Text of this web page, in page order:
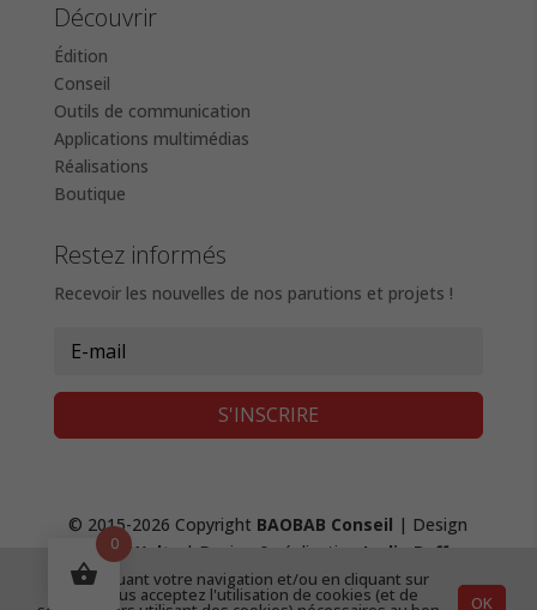
Découvrir
Édition
Conseil
Outils de communication
Applications multimédias
Réalisations
Boutique
Restez informés
Recevoir les nouvelles de nos parutions et projets !
S'INSCRIRE
© 2015-2026 Copyright BAOBAB Conseil | Design
Fanny Waltz
| Design & réalisation Lydie Boffy
création de site web|Mentions Légales &
0
En continuant votre navigation et/ou en cliquant sur
"OK", vous acceptez l'utilisation de cookies (et de OK